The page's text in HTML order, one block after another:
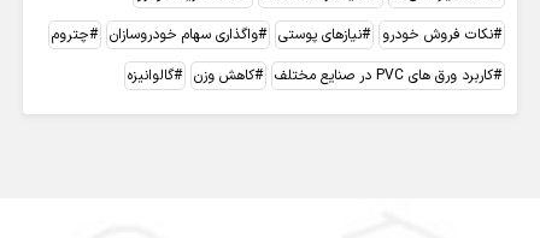
نکات فروش خودرو
نیازهای پوستی واگذاری سهام خودروسازان
چتروم
کاربرد ورق های PVC در صنایع مختلف
کاهش وزن گالوانیزه